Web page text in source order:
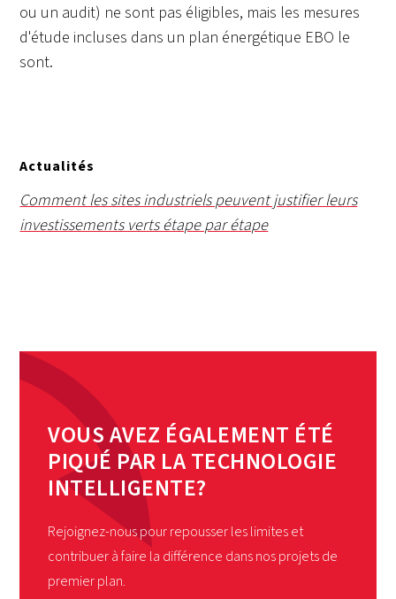
ou un audit) ne sont pas éligibles, mais les mesures
d'étude incluses dans un plan énergétique EBO le
sont.
Actualités
Comment les sites industriels peuvent justifier leurs
investissements verts étape par étape
VOUS AVEZ ÉGALEMENT ÉTÉ
PIQUÉ PAR LA TECHNOLOGIE
INTELLIGENTE?
Rejoignez-nous pour repousser les limites et
contribuer à faire la différence dans nos projets de
premier plan.